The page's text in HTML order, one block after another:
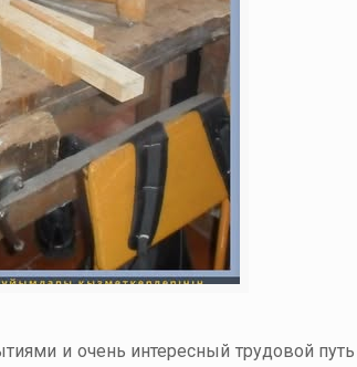
и очень интересный трудовой